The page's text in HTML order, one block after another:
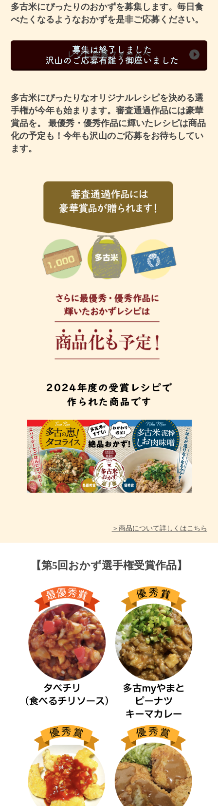
多古米にぴったりのおかずを募集します。毎日食
べたくなるようなおかずを是非ご応募ください。
多古米にぴったりなオリジナルレシピを決める選
手権が今年も始まります。審査通過作品には豪華
賞品を。 最優秀・優秀作品に輝いたレシピは商品
化の予定も！今年も沢山のご応募をお待ちしてい
ます。
＞商品について詳しくはこちら
【第5回おかず選手権受賞作品】